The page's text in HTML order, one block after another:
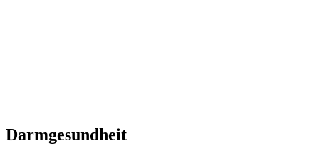
Darmgesundheit